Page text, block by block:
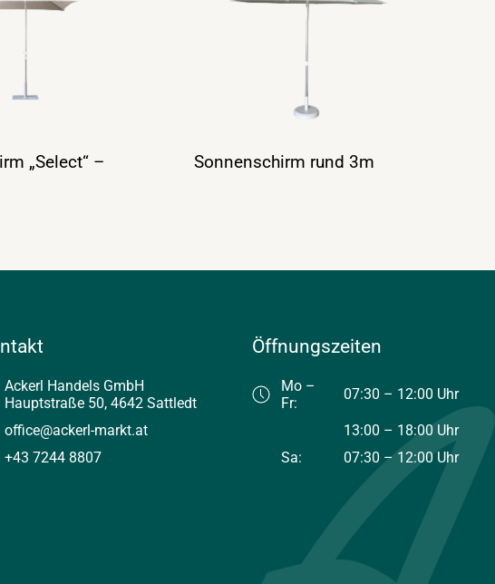
„Select“ –
Sonnenschirm rund 3m
Ackerl Handels GmbH
Hauptstraße 50, 4642 Sattledt
office@ackerl-markt.at
+43 7244 8807
Öffnungszeiten
Mo –
Fr:
07:30 – 12:00 Uhr
13:00 – 18:00 Uhr
Sa:
07:30 – 12:00 Uhr